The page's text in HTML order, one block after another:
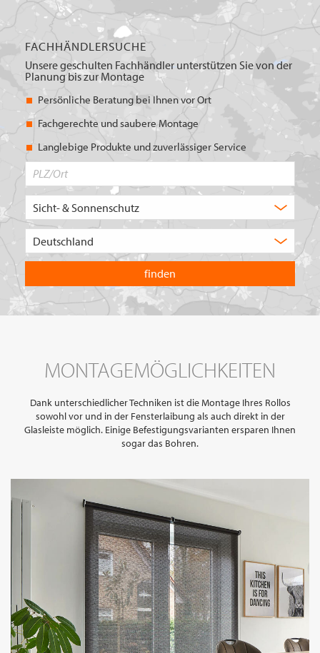
FACHHÄNDLERSUCHE
Unsere geschulten Fachhändler unterstützen Sie von der
Planung bis zur Montage
Persönliche Beratung bei Ihnen vor Ort
Fachgerechte und saubere Montage
Langlebige Produkte und zuverlässiger Service
in
welchem
Land
Sie
suchen
MONTAGEMÖGLICHKEITEN
Dank unterschiedlicher Techniken ist die Montage Ihres Rollos
sowohl vor und in der Fensterlaibung als auch direkt in der
Glasleiste möglich. Einige Befestigungsvarianten ersparen Ihnen
sogar das Bohren.